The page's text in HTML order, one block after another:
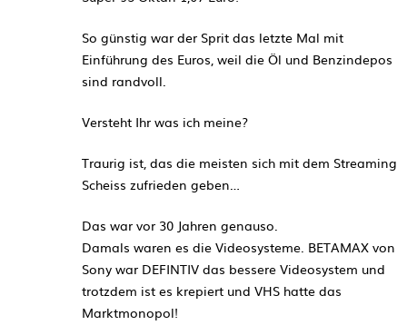
So günstig war der Sprit das letzte Mal mit
Einführung des Euros, weil die Öl und Benzindepos
sind randvoll.
Versteht Ihr was ich meine?
Traurig ist, das die meisten sich mit dem Streaming
Scheiss zufrieden geben…
Das war vor 30 Jahren genauso.
Damals waren es die Videosysteme. BETAMAX von
Sony war DEFINTIV das bessere Videosystem und
trotzdem ist es krepiert und VHS hatte das
Marktmonopol!